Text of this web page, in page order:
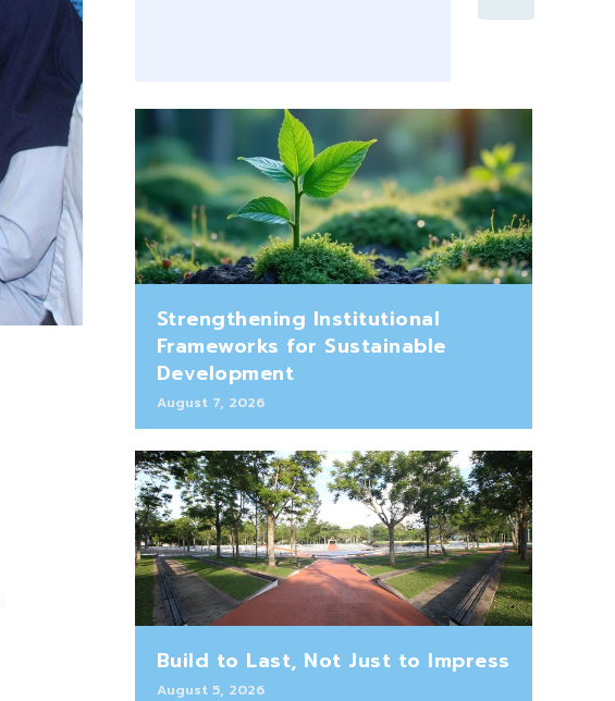
Strengthening Institutional
Frameworks for Sustainable
Development
August 7, 2026
Build to Last, Not Just to Impress
August 5, 2026